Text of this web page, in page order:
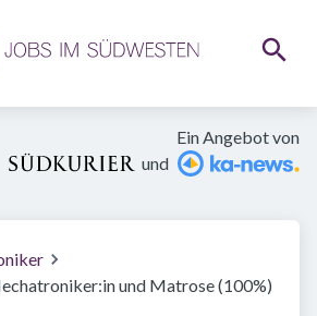
Ein Angebot von
und
und Matrose (100%)